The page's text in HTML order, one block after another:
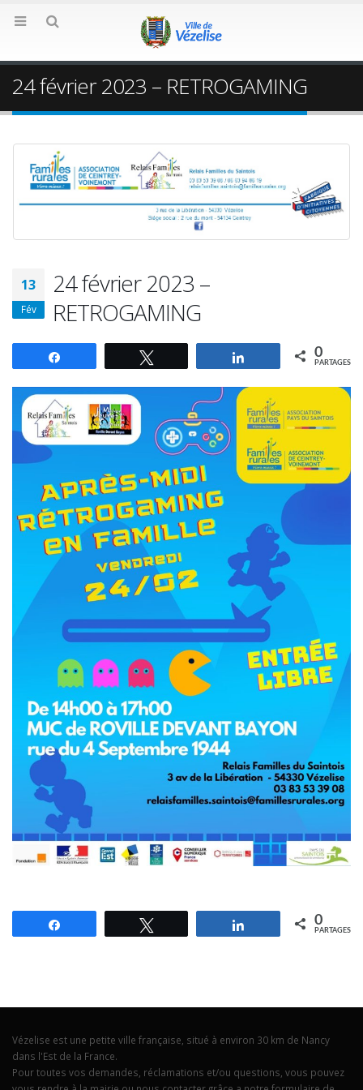
24 février 2023 – RETROGAMING
13
Fév
24 février 2023 –
RETROGAMING
Partagez 0
PARTAGES
Partagez 0
PARTAGES
Vézelise est une petite ville française, situé à environ 30 km de Nancy
dans l'Est de la France.
Pour toutes vos demandes, réclamations et/ou questions, vous pouvez